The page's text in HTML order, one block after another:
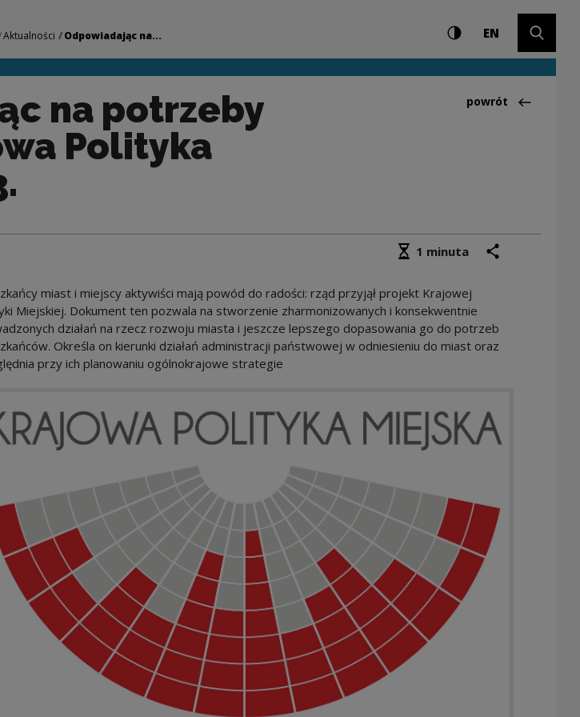
- Krajowa Polityka
Aktualności Odpowiadając na... Ustawienia iWysoki kontrast
ENCHANGE
na potrzeby
Polityka
Powrót
powrót
Średni czas czytania
1 minuta
miast i miejscy aktywiści mają powód do radości: rząd przyjął projekt Krajowej
Miejskiej. Dokument ten pozwala na stworzenie zharmonizowanych i konsekwentnie
działań na rzecz rozwoju miasta i jeszcze lepszego dopasowania go do potrzeb
Określa on kierunki działań administracji państwowej w odniesieniu do miast oraz
przy ich planowaniu ogólnokrajowe strategie